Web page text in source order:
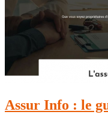
Assur Info : le